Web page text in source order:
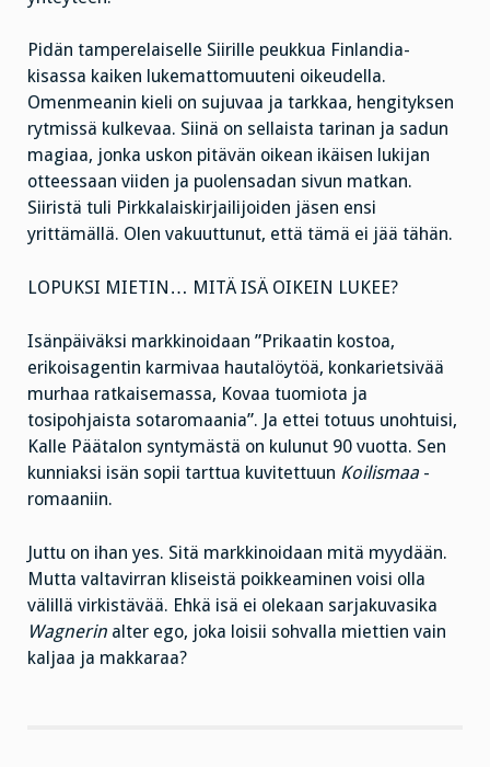
Pidän tamperelaiselle Siirille peukkua Finlandia-
kisassa kaiken lukemattomuuteni oikeudella.
Omenmeanin kieli on sujuvaa ja tarkkaa, hengityksen
rytmissä kulkevaa. Siinä on sellaista tarinan ja sadun
magiaa, jonka uskon pitävän oikean ikäisen lukijan
otteessaan viiden ja puolensadan sivun matkan.
Siiristä tuli Pirkkalaiskirjailijoiden jäsen ensi
yrittämällä. Olen vakuuttunut, että tämä ei jää tähän.
LOPUKSI MIETIN… MITÄ ISÄ OIKEIN LUKEE?
Isänpäiväksi markkinoidaan ”Prikaatin kostoa,
erikoisagentin karmivaa hautalöytöä, konkarietsivää
murhaa ratkaisemassa, Kovaa tuomiota ja
tosipohjaista sotaromaania”. Ja ettei totuus unohtuisi,
Kalle Päätalon syntymästä on kulunut 90 vuotta. Sen
kunniaksi isän sopii tarttua kuvitettuun Koilismaa -
romaaniin.
Juttu on ihan yes. Sitä markkinoidaan mitä myydään.
Mutta valtavirran kliseistä poikkeaminen voisi olla
välillä virkistävää. Ehkä isä ei olekaan sarjakuvasika
Wagnerin alter ego, joka loisii sohvalla miettien vain
kaljaa ja makkaraa?